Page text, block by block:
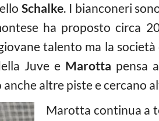
Schalke. I bianconeri
ha proposto circa
talento ma la società
Juve e Marotta pensa
altre piste e cercano
Marotta continua a